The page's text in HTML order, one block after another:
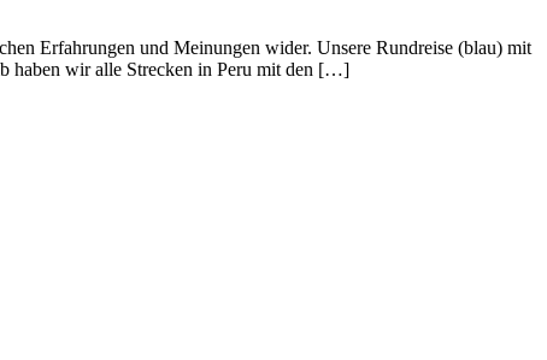
Erfahrungen und Meinungen wider. Unsere Rundreise (blau) mit
haben wir alle Strecken in Peru mit den […]